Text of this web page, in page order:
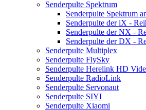
Senderpulte Spektrum
Senderpulte Spektrum
Senderpulte der iX -
Senderpulte der NX -
Senderpulte der DX -
Senderpulte Multiplex
Senderpulte FlySky
Senderpulte Herelink HD
Senderpulte RadioLink
Senderpulte Servonaut
Senderpulte SIYI
Senderpulte Xiaomi